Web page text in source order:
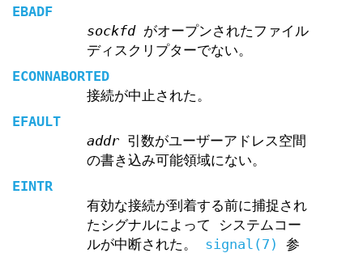
EBADF
sockfdがオープンされたファイル
ディスクリプターでない。
ECONNABORTED
接続が中止された。
EFAULT
addr引数がユーザーアドレス空間
の書き込み可能領域にない。
EINTR
有効な接続が到着する前に捕捉され
たシグナルによって システムコー
ルが中断された。 signal(7)
参